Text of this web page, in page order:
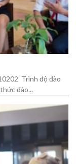
Trình độ đào
đào...